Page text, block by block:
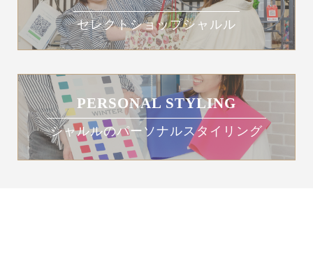
セレクトショップシャルル
PERSONAL STYLING
シャルルのパーソナルスタイリング